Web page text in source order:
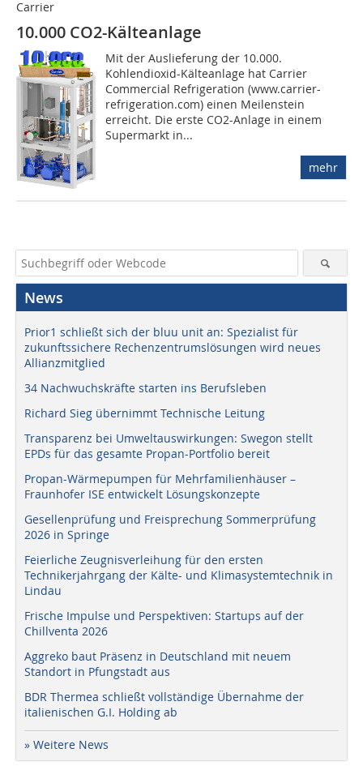
Carrier
10.000 CO2-Kälteanlage
Mit der Auslieferung der 10.000.
Kohlendioxid-Kälteanlage hat Carrier
Commercial Refrigeration (www.carrier-
refrigeration.com) einen Meilenstein
erreicht. Die erste CO2-Anlage in einem
Supermarkt in...
mehr
News
Prior1 schließt sich der bluu unit an: Spezialist für
zukunftssichere Rechenzentrumslösungen wird neues
Allianzmitglied
34 Nachwuchskräfte starten ins Berufsleben
Richard Sieg übernimmt Technische Leitung
Transparenz bei Umweltauswirkungen: Swegon stellt
EPDs für das gesamte Propan-Portfolio bereit
Propan-Wärmepumpen für Mehrfamilienhäuser –
Fraunhofer ISE entwickelt Lösungskonzepte
Gesellenprüfung und Freisprechung Sommerprüfung
2026 in Springe
Feierliche Zeugnisverleihung für den ersten
Technikerjahrgang der Kälte- und Klimasystemtechnik in
Lindau
Frische Impulse und Perspektiven: Startups auf der
Chillventa 2026
Aggreko baut Präsenz in Deutschland mit neuem
Standort in Pfungstadt aus
BDR Thermea schließt vollständige Übernahme der
italienischen G.I. Holding ab
» Weitere News